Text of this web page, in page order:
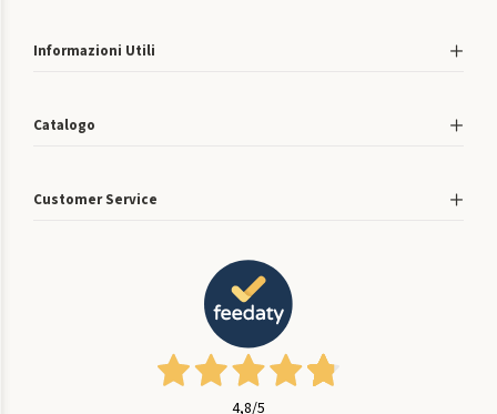
Informazioni Utili
Catalogo
Customer Service
4,8/5